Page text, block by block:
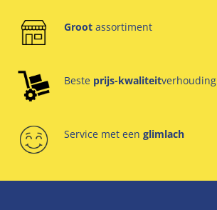
Groot assortiment
Beste prijs-kwaliteitverhouding
Service met een glimlach